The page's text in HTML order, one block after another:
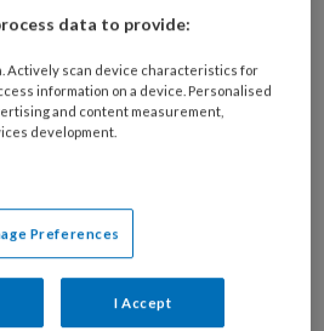
artikel lezen?
account aan en lees 2
gratis per maand
abonnement? Log dan in
data to provide:
Actively scan device characteristics for
information on a device. Personalised
and content measurement,
development.
Preferences
I Accept